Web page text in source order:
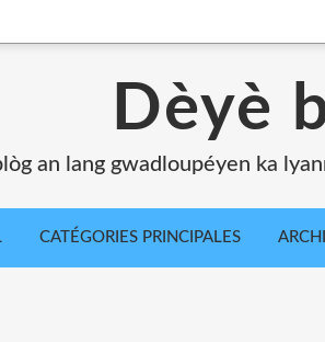
Dèyè
an lang gwadloupéyen ka
CATÉGORIES PRINCIPALES